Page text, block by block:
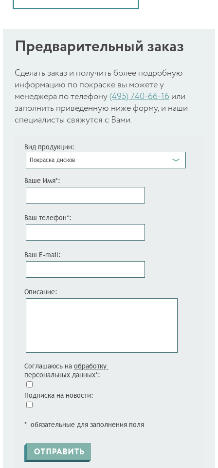
Предварительный заказ
Cделать заказ и получить более подробную
информацию по покраске вы можете у
менеджера по телефону (495) 740-66-16 или
заполнить приведенную ниже форму, и наши
специалисты свяжутся с Вами.
Вид продукции:
Покраска дисков
Ваше Имя*:
Ваш телефон*:
Ваш E-mail:
Описание:
Соглашаюсь на обработку
персональных данных*:
Подписка на новости:
* обязательные для заполнения поля